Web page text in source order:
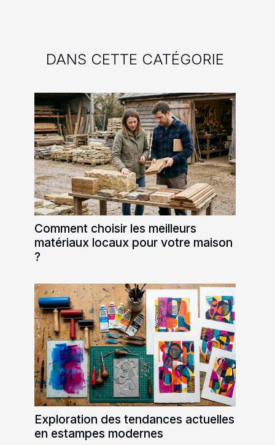
DANS CETTE CATÉGORIE
Comment choisir les meilleurs
matériaux locaux pour votre maison
?
Exploration des tendances actuelles
en estampes modernes